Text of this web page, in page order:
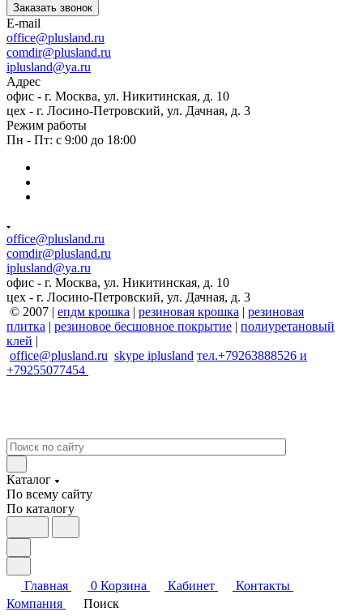
Заказать звонок
E-mail
office@plusland.ru
comdir@plusland.ru
iplusland@ya.ru
Адрес
офис - г. Москва, ул. Никитинская, д. 10
цех - г. Лосино-Петровский, ул. Дачная, д. 3
Режим работы
Пн - Пт: с 9:00 до 18:00
office@plusland.ru
comdir@plusland.ru
iplusland@ya.ru
офис - г. Москва, ул. Никитинская, д. 10
цех - г. Лосино-Петровский, ул. Дачная, д. 3
© 2007 | епдм крошка | резиновая крошка | резиновая
плитка | резиновое бесшовное покрытие | полиуретановый
клей |
office@plusland.ru skype iplusland тел.+79263888526 и
+79255077454
Каталог
По всему сайту
По каталогу
Главная 0 Корзина Кабинет
Контакты
Компания
Поиск